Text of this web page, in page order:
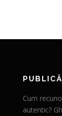
Cum
autentic?